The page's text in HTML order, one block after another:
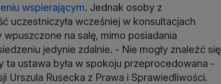
wspierającym. Jednak osoby z
uczestniczyła wcześniej w konsultacjach
na salę, mimo posiadania
jedynie zdalnie. - Nie mogły znaleźć się
ta ustawa była w spokoju przeprocedowana -
Urszula Rusecka z Prawa i Sprawiedliwości.